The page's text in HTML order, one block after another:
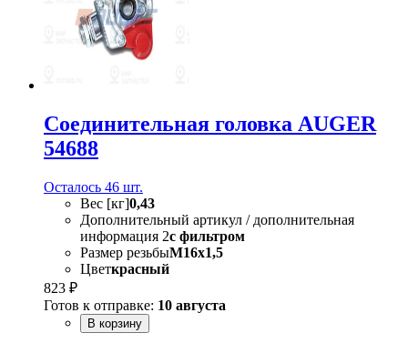
Соединительная головка AUGER
54688
Осталось 46 шт.
Вес [кг]0,43
Дополнительный артикул / дополнительная
информация 2с фильтром
Размер резьбыM16x1,5
Цветкрасный
823 ₽
Готов к отправке: 10 августа
В корзину